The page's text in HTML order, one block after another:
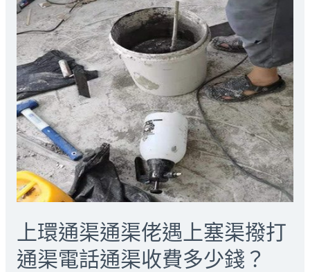
上環通渠通渠佬遇上塞渠撥打
通渠電話通渠收費多少錢？